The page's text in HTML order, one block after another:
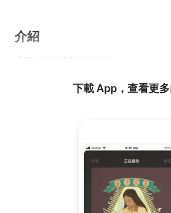
介紹
下載 App，查看更